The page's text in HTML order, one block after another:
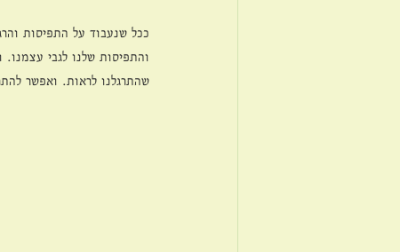
ככל שנעבוד על התפיסות
והתפיסות שלנו לגבי
שהתרגלנו לראות. ואפשר